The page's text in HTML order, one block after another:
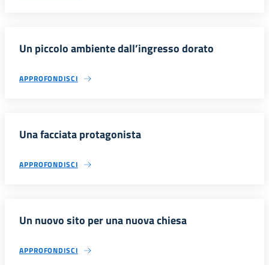
Un piccolo ambiente dall’ingresso dorato
APPROFONDISCI
Una facciata protagonista
APPROFONDISCI
Un nuovo sito per una nuova chiesa
APPROFONDISCI